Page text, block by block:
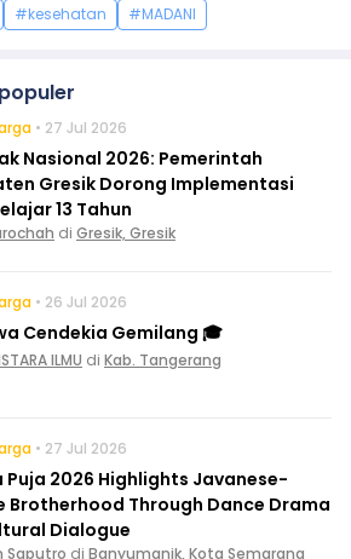
#kesehatan #MADANI
• 27 Jul 2026
Nasional 2026: Pemerintah
Gresik Dorong Implementasi
13 Tahun
di Gresik, Gresik
• 26 Jul 2026
Cendekia Gemilang 🎓
ILMU di Kab. Tangerang
• 27 Jul 2026
Puja 2026 Highlights Javanese-
Brotherhood Through Dance Drama
Dialogue
Saputro di Banyumanik, Kota Semarang